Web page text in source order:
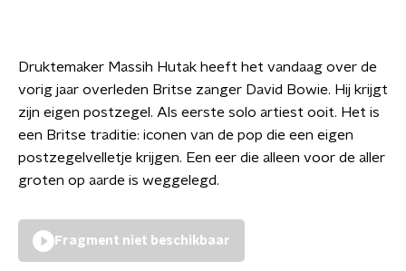
Druktemaker Massih Hutak heeft het vandaag over de
vorig jaar overleden Britse zanger David Bowie. Hij krijgt
zijn eigen postzegel. Als eerste solo artiest ooit. Het is
een Britse traditie: iconen van de pop die een eigen
postzegelvelletje krijgen. Een eer die alleen voor de aller
groten op aarde is weggelegd.
Fragment niet beschikbaar